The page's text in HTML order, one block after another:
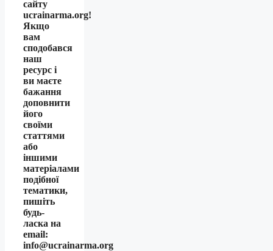
сайту
ucrainarma.org!
Якщо
вам
сподобався
наш
ресурс і
ви маєте
бажання
доповнити
його
своїми
статтями
або
іншими
матеріалами
подібної
тематики,
пишіть
будь-
ласка на
email:
info@ucrainarma.org